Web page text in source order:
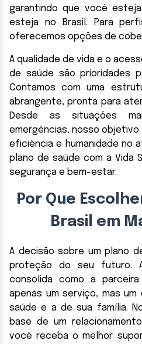
garantindo que você
esteja no Brasil. Para
oferecemos opções de
A qualidade de vida e o
de saúde são prioridades
Contamos com uma
abrangente, pronta para
Desde as situações
emergências, nosso
eficiência e humanidade no
plano de saúde com a Vida
segurança e bem-estar.
Por Que
Brasil em
A decisão sobre um plano
proteção do seu futuro.
consolida como a
apenas um serviço, mas
saúde e a de sua família.
base de um
você receba o melhor